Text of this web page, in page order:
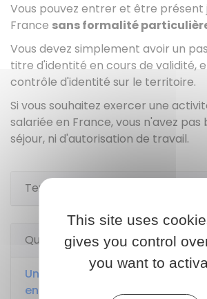
Vous pouvez entrer et être présent
France sans formalité
Vous devez simplement avoir un
titre d'identité en cours de validité,
contrôle d'identité sur le territoire.
Si vous souhaitez exercer une
salariée en France, vous n'avez
séjour, ni d'autorisation de travail.
Textes de référence
Questions ? Réponses !
Un étranger a-t-il besoin d'un
en France ?
This site uses
gives you control
you want to